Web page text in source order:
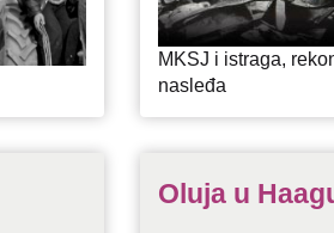
MKSJ i istraga,
nasleđa
Oluja u